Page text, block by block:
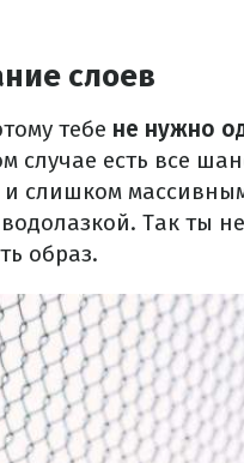
слоев
тебе не нужно
случае есть все
и слишком
Так ты
образ.